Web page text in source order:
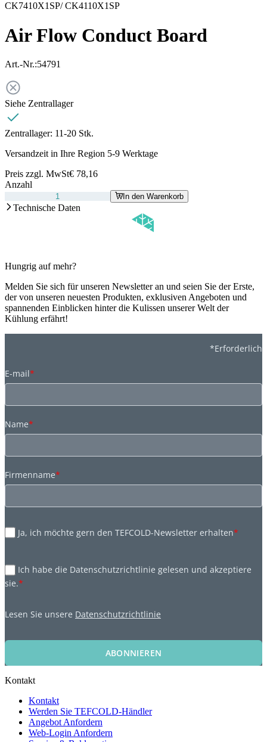
CK7410X1SP/ CK4110X1SP
Air Flow Conduct Board
Art.-Nr.:54791
Siehe Zentrallager
Zentrallager: 11-20 Stk.
Versandzeit in Ihre Region 5-9 Werktage
Preis zzgl. MwSt€ 78,16
Anzahl
In den Warenkorb
Technische Daten
Hungrig auf mehr?
Melden Sie sich für unseren Newsletter an und seien Sie der Erste,
der von unseren neuesten Produkten, exklusiven Angeboten und
spannenden Einblicken hinter die Kulissen unserer Welt der
Kühlung erfährt!
*Erforderlich
E-mail*
Name*
Firmenname*
Ja, ich möchte gern den TEFCOLD-Newsletter erhalten*
Ich habe die Datenschutzrichtlinie gelesen und akzeptiere
sie.*
Lesen Sie unsere Datenschutzrichtlinie
ABONNIEREN
Kontakt
Kontakt
Werden Sie TEFCOLD-Händler
Angebot Anfordern
Web-Login Anfordern